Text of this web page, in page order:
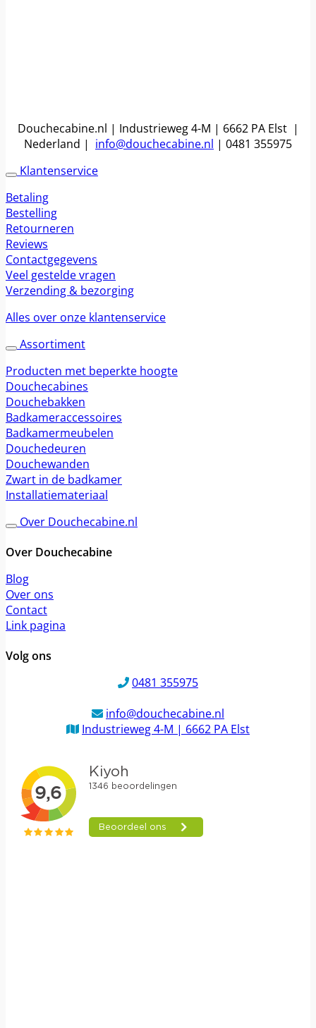
Douchecabine.nl | Industrieweg 4-M | 6662 PA Elst |
Nederland | info@douchecabine.nl | 0481 355975
Klantenservice
Betaling
Bestelling
Retourneren
Reviews
Contactgegevens
Veel gestelde vragen
Verzending & bezorging
Alles over onze klantenservice
Assortiment
Producten met beperkte hoogte
Douchecabines
Douchebakken
Badkameraccessoires
Badkamermeubelen
Douchedeuren
Douchewanden
Zwart in de badkamer
Installatiemateriaal
Over Douchecabine.nl
Over Douchecabine
Blog
Over ons
Contact
Link pagina
Volg ons
0481 355975
info@douchecabine.nl
Industrieweg 4-M | 6662 PA Elst